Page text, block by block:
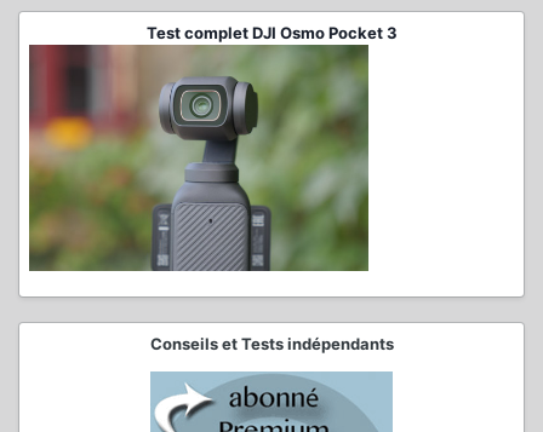
Test complet DJI Osmo Pocket 3
Conseils et Tests indépendants